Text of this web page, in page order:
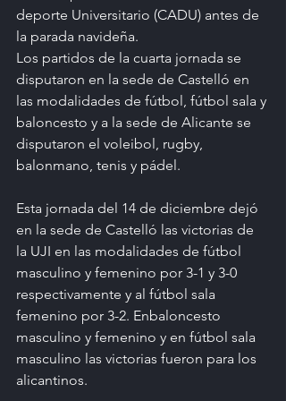
deporte Universitario (CADU) antes de
la parada navideña.
Los partidos de la cuarta jornada se
disputaron en la sede de Castelló en
las modalidades de fútbol, fútbol sala y
baloncesto y a la sede de Alicante se
disputaron el voleibol, rugby,
balonmano, tenis y pádel.
Esta jornada del 14 de diciembre dejó
en la sede de Castelló las victorias de
la UJI en las modalidades de fútbol
masculino y femenino por 3-1 y 3-0
respectivamente y al fútbol sala
femenino por 3-2. Enbaloncesto
masculino y femenino y en fútbol sala
masculino las victorias fueron para los
alicantinos.